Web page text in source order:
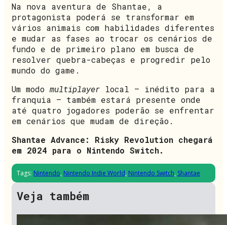
Na nova aventura de Shantae, a
protagonista poderá se transformar em
vários animais com habilidades diferentes
e mudar as fases ao trocar os cenários de
fundo e de primeiro plano em busca de
resolver quebra-cabeças e progredir pelo
mundo do game.
Um modo multiplayer local – inédito para a
franquia – também estará presente onde
até quatro jogadores poderão se enfrentar
em cenários que mudam de direção.
Shantae Advance: Risky Revolution chegará
em 2024 para o Nintendo Switch.
Tags: Nintendo, Nintendo Indie World, Nintendo Switch, Shantae
Veja também